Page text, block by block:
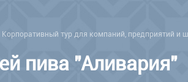
Корпоративный тур для компаний, предприятий и
пива "Аливария"